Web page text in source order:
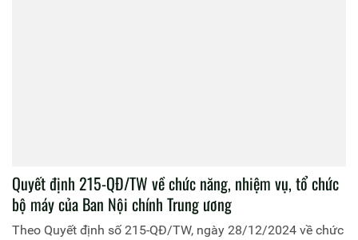
Quyết định 215-QĐ/TW về chức năng, nhiệm vụ, tổ chức
bộ máy của Ban Nội chính Trung ương
Theo Quyết định số 215-QĐ/TW, ngày 28/12/2024 về chức